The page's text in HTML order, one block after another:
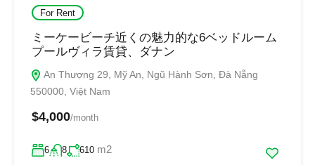
For Rent
ミーケービーチ近くの魅力的な6ベッドルーム
プールヴィラ賃貸、ダナン
An Thượng 29, Mỹ An, Ngũ Hành Sơn, Đà Nẵng
550000, Việt Nam
$4,000/month
6 8 610 m2